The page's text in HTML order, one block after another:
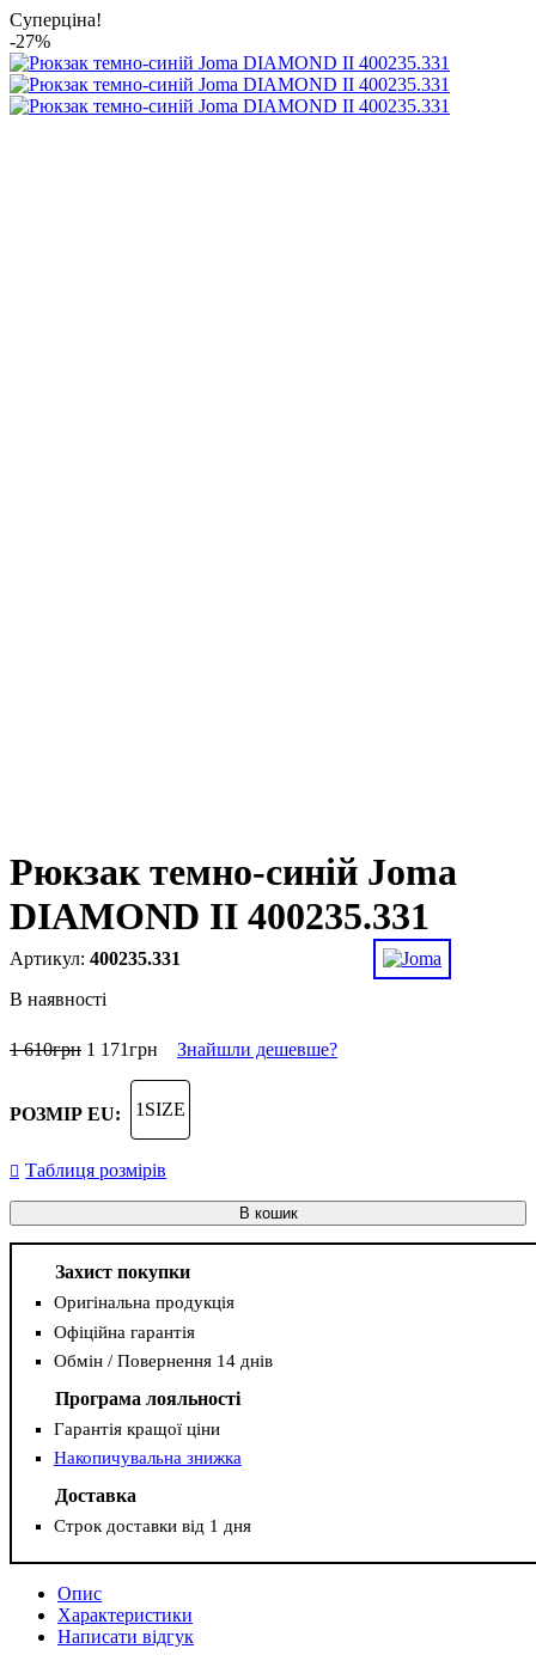
Суперціна!
-27%
Рюкзак темно-синій Joma
DIAMOND II 400235.331
400235.331
В наявності
1 610грн 1 171грн Знайшли дешевше?
РОЗМІР EU: 1SIZE
Таблиця розмірів
В кошик
Захист покупки
Оригінальна продукція
Офіційна гарантія
Обмін / Повернення 14 днів
Програма лояльності
Гарантія кращої ціни
Накопичувальна знижка
Доставка
Строк доставки від 1 дня
Опис
Характеристики
Написати відгук